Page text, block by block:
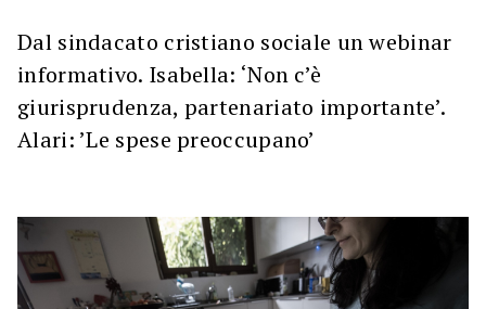
Dal sindacato cristiano sociale un webinar
informativo. Isabella: ‘Non c’è
giurisprudenza, partenariato importante’.
Alari: ’Le spese preoccupano’